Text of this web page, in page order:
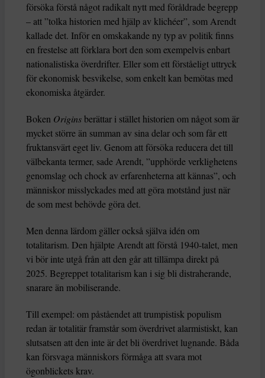
försöka förstå något radikalt nytt med föråldrade begrepp
– att ”tolka historien med hjälp av klichéer”, som Arendt
kallade det. Inför en omskakande ny typ av politik finns
en frestelse att förklara bort den som exempelvis enbart
nationalistiska överdrifter. Eller som ett förståeligt uttryck
för ekonomisk besvikelse, som enkelt kan bemötas med
ekonomiska åtgärder.
Boken Originsberättar i stället historien om något som är
mycket större än summan av sina delar och som får ett
fruktansvärt eget liv. Genom att försöka reducera det till
välbekanta termer, sade Arendt, ”upphörde verklighetens
genomslag och chock av erfarenheterna att kännas”, och
människor misslyckades med att göra motstånd just när
de som mest behövde göra det.
Men denna lärdom gäller också själva idén om
totalitarism. Den hjälpte Arendt att förstå 1940-talet, men
vi bör inte utgå från att den går att tillämpa direkt på
2025. Begreppet totalitarism kan i sig bli distraherande,
snarare än mobiliserande.
Till exempel: om påståendet att trumpistisk populism
redan är totalitär framstår som överdrivet alarmistiskt, kan
slutsatsen att den inte är det bli överdrivet lugnande. Båda
kan försvaga människors förmåga att svara mot
ögonblickets krav.